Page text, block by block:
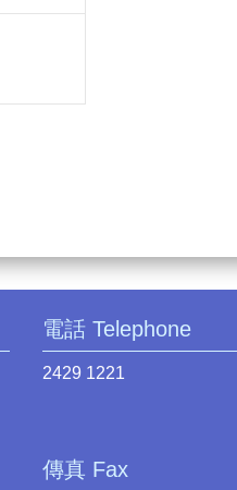
電話 Telephone
2429 1221
傳真 Fax